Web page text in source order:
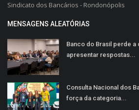
Sindicato dos Bancários - Rondonópolis
MENSAGENS ALEATÓRIAS
Banco do Brasil perde a
apresentar respostas...
Consulta Nacional dos
força da categoria...